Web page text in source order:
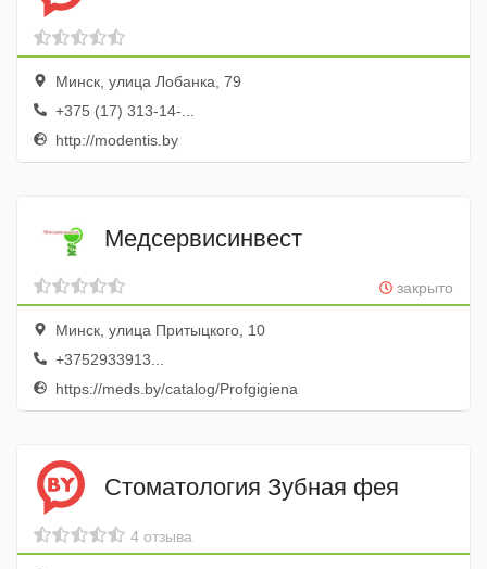
Минск, улица Лобанка, 79
+375 (17) 313-14-...
http://modentis.by
Медсервисинвест
закрыто
Минск, улица Притыцкого, 10
+3752933913...
https://meds.by/catalog/Profgigiena
Стоматология Зубная фея
4 отзыва